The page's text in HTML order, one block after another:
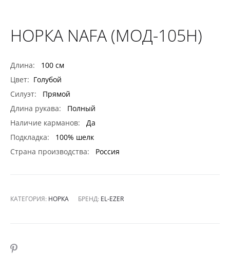
НОРКА NAFA (МОД-105Н)
Длина: 100 см
Цвет: Голубой
Силуэт: Прямой
Длина рукава: Полный
Наличие карманов: Да
Подкладка: 100% шелк
Страна производства: Россия
КАТЕГОРИЯ: НОРКА БРЕНД: EL-EZER
SHARE